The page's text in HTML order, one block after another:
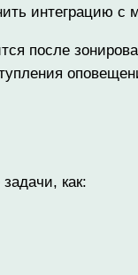
интеграцию с
после
как: